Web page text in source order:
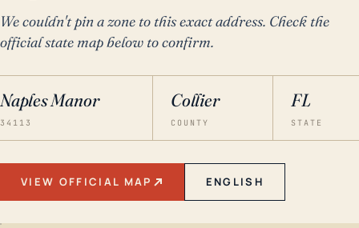
We couldn't pin a zone to this exact address. Check the
official state map below to confirm.
Naples Manor
34113
Collier
COUNTY
FL
STATE
VIEW OFFICIAL MAP ENGLISH